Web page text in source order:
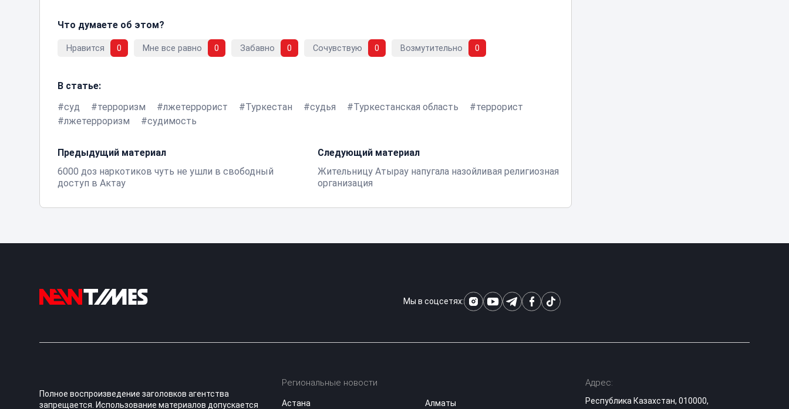
Что думаете об этом?
Нравится 0 Мне все равно 0 Забавно 0 Сочувствую 0 Возмутительно 0
В статье:
суд
терроризм лжетеррорист Туркестан судья Туркестанская область
террорист
лжетерроризм
судимость
Предыдущий материал
6000 доз наркотиков чуть не ушли в свободный
доступ в Актау
Следующий материал
Жительницу Атырау напугала назойливая религиозная
организация
объяснили, почему
Минздрава
19:38
арестовывать:
Мы в соцсетях:
Полное воспроизведение заголовков агентства
запрещается. Использование материалов допускается
Региональные новости
Астана
Алматы
Адрес:
Республика Казахстан, 010000,